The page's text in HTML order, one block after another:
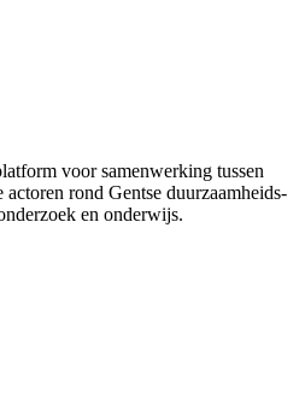
voor samenwerking tussen
rond Gentse duurzaamheids­
en onderwijs.